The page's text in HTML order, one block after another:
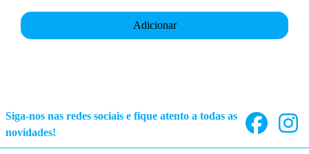
Adicionar
Siga-nos nas redes sociais e fique atento a todas as
novidades!